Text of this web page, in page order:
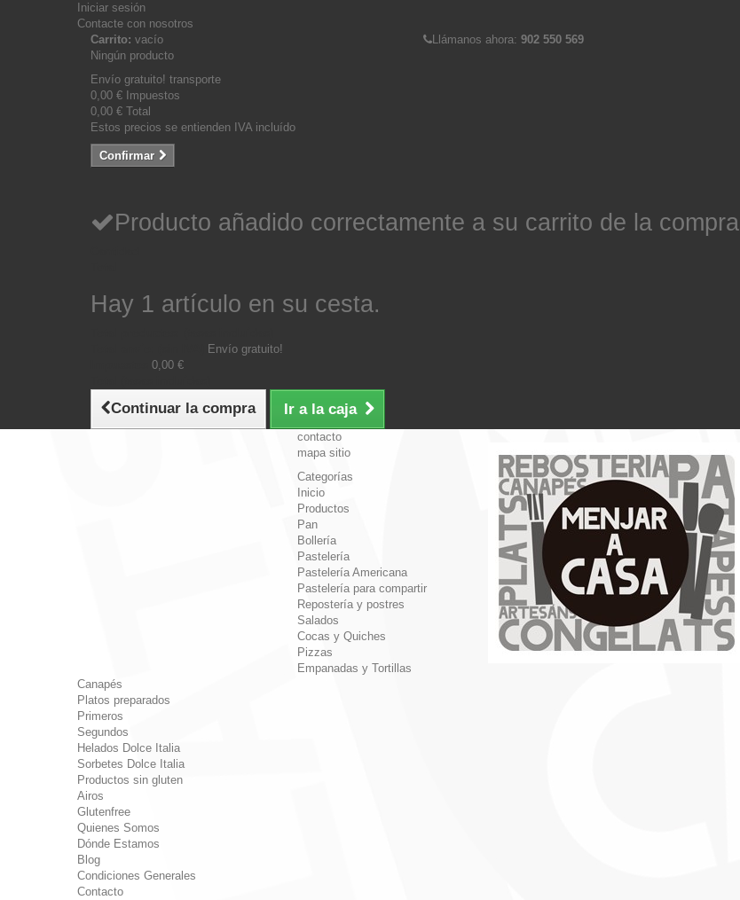
Iniciar sesión
Contacte con nosotros
Llámanos ahora: 902 550 569
Carrito: vacío
Ningún producto
Envío gratuito! transporte
0,00 € Impuestos
0,00 € Total
Estos precios se entienden IVA incluído
Confirmar
Producto añadido correctamente a su carrito de la compra
Hay 1 artículo en su cesta.
Envío gratuito!
0,00 €
Continuar la compra Ir a la caja
contacto
mapa sitio
Categorías
Inicio
Productos
Pan
Bollería
Pastelería
Pastelería Americana
Pastelería para compartir
Repostería y postres
Salados
Cocas y Quiches
Pizzas
Empanadas y Tortillas
Canapés
Platos preparados
Primeros
Segundos
Helados Dolce Italia
Sorbetes Dolce Italia
Productos sin gluten
Airos
Glutenfree
Quienes Somos
Dónde Estamos
Blog
Condiciones Generales
Contacto